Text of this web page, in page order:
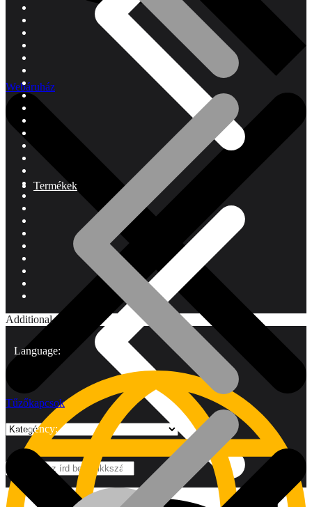
Termékek
Additional
Language:
Currency:
Webáruház
Tűzőkapcsok